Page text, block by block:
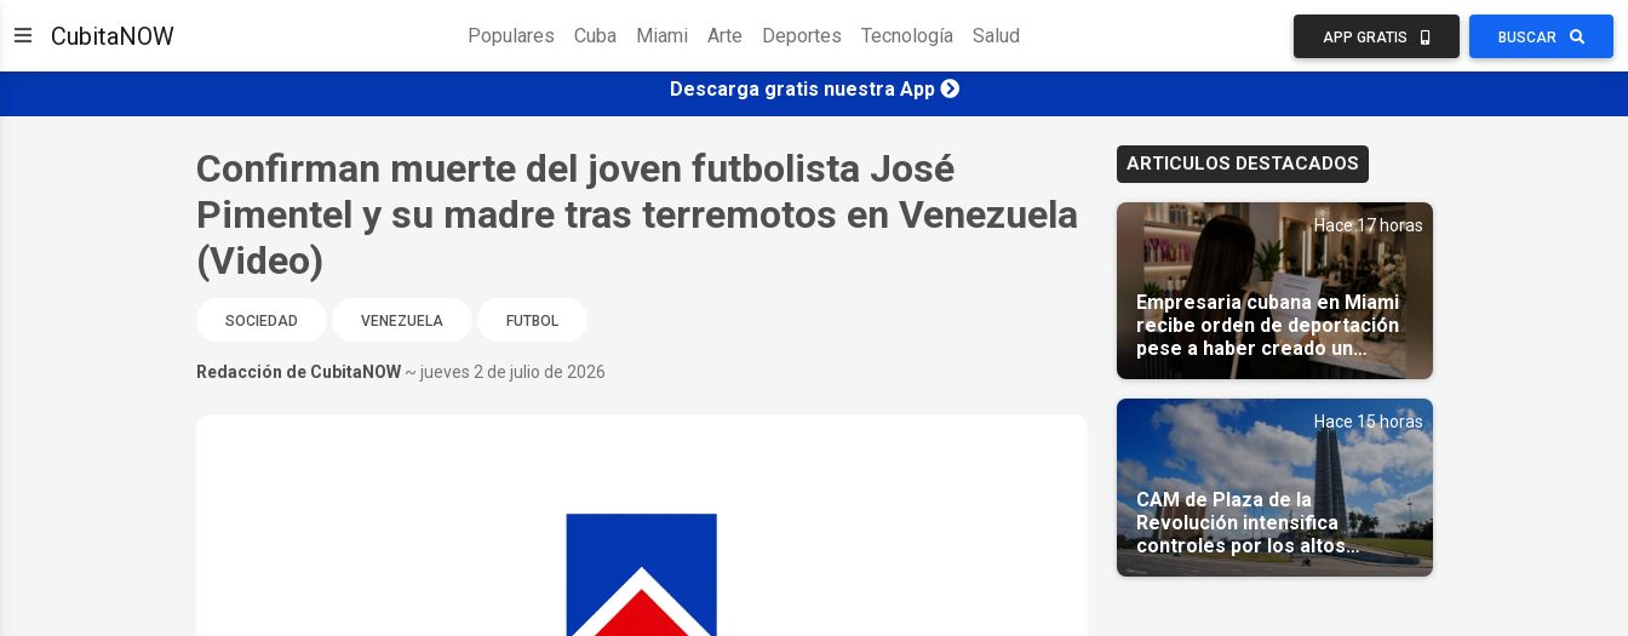
CubitaNOW Populares Cuba Miami Arte Deportes Tecnología Salud APP GRATIS BUSCAR
Descarga gratis nuestra App
Confirman muerte del joven futbolista José
Pimentel y su madre tras terremotos en Venezuela
(Video)
SOCIEDAD VENEZUELA FUTBOL
Redacción de CubitaNOW ~ jueves 2 de julio de 2026
ARTICULOS DESTACADOS
Hace 17 horas
Empresaria cubana en Miami
recibe orden de deportación
pese a haber creado un
Hace 15 horas
CAM de Plaza de la
Revolución intensifica
controles por los altos
precios en las Mipymes